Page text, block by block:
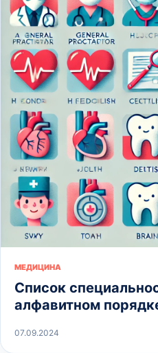
МЕДИЦИНА
Список
алфавитном
07.09.2024